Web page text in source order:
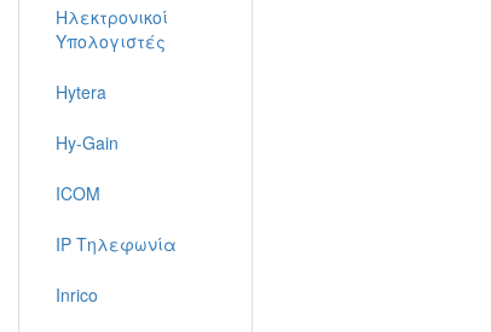
Ηλεκτρονικοί
Υπολογιστές
Hytera
Hy-Gain
ICOM
IP Τηλεφωνία
Inrico